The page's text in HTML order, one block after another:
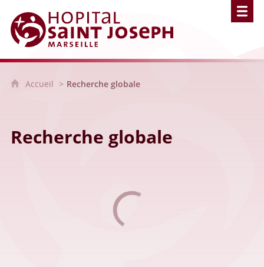
Hôpital Saint Joseph - Marseille
Accueil Recherche globale
Recherche globale